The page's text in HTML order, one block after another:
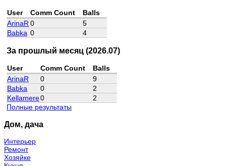
User Comm Count
Balls
ArinaR 0
5
Babka 0 4
За прошлый месяц (2026.07)
User Comm Count
Balls
ArinaR
0
9
Babka
0
2
Kellamere0
2
Полные результаты
Дом, дача
Интерьер
Ремонт
Хозяйке